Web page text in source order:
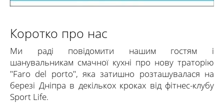
Коротко про нас
Ми раді повідомити нашим гостям і
шанувальникам смачної кухні про нову траторію
"Faro del porto", яка затишно розташувалася на
березі Дніпра в декількох кроках від фітнес-клубу
Sport Life.